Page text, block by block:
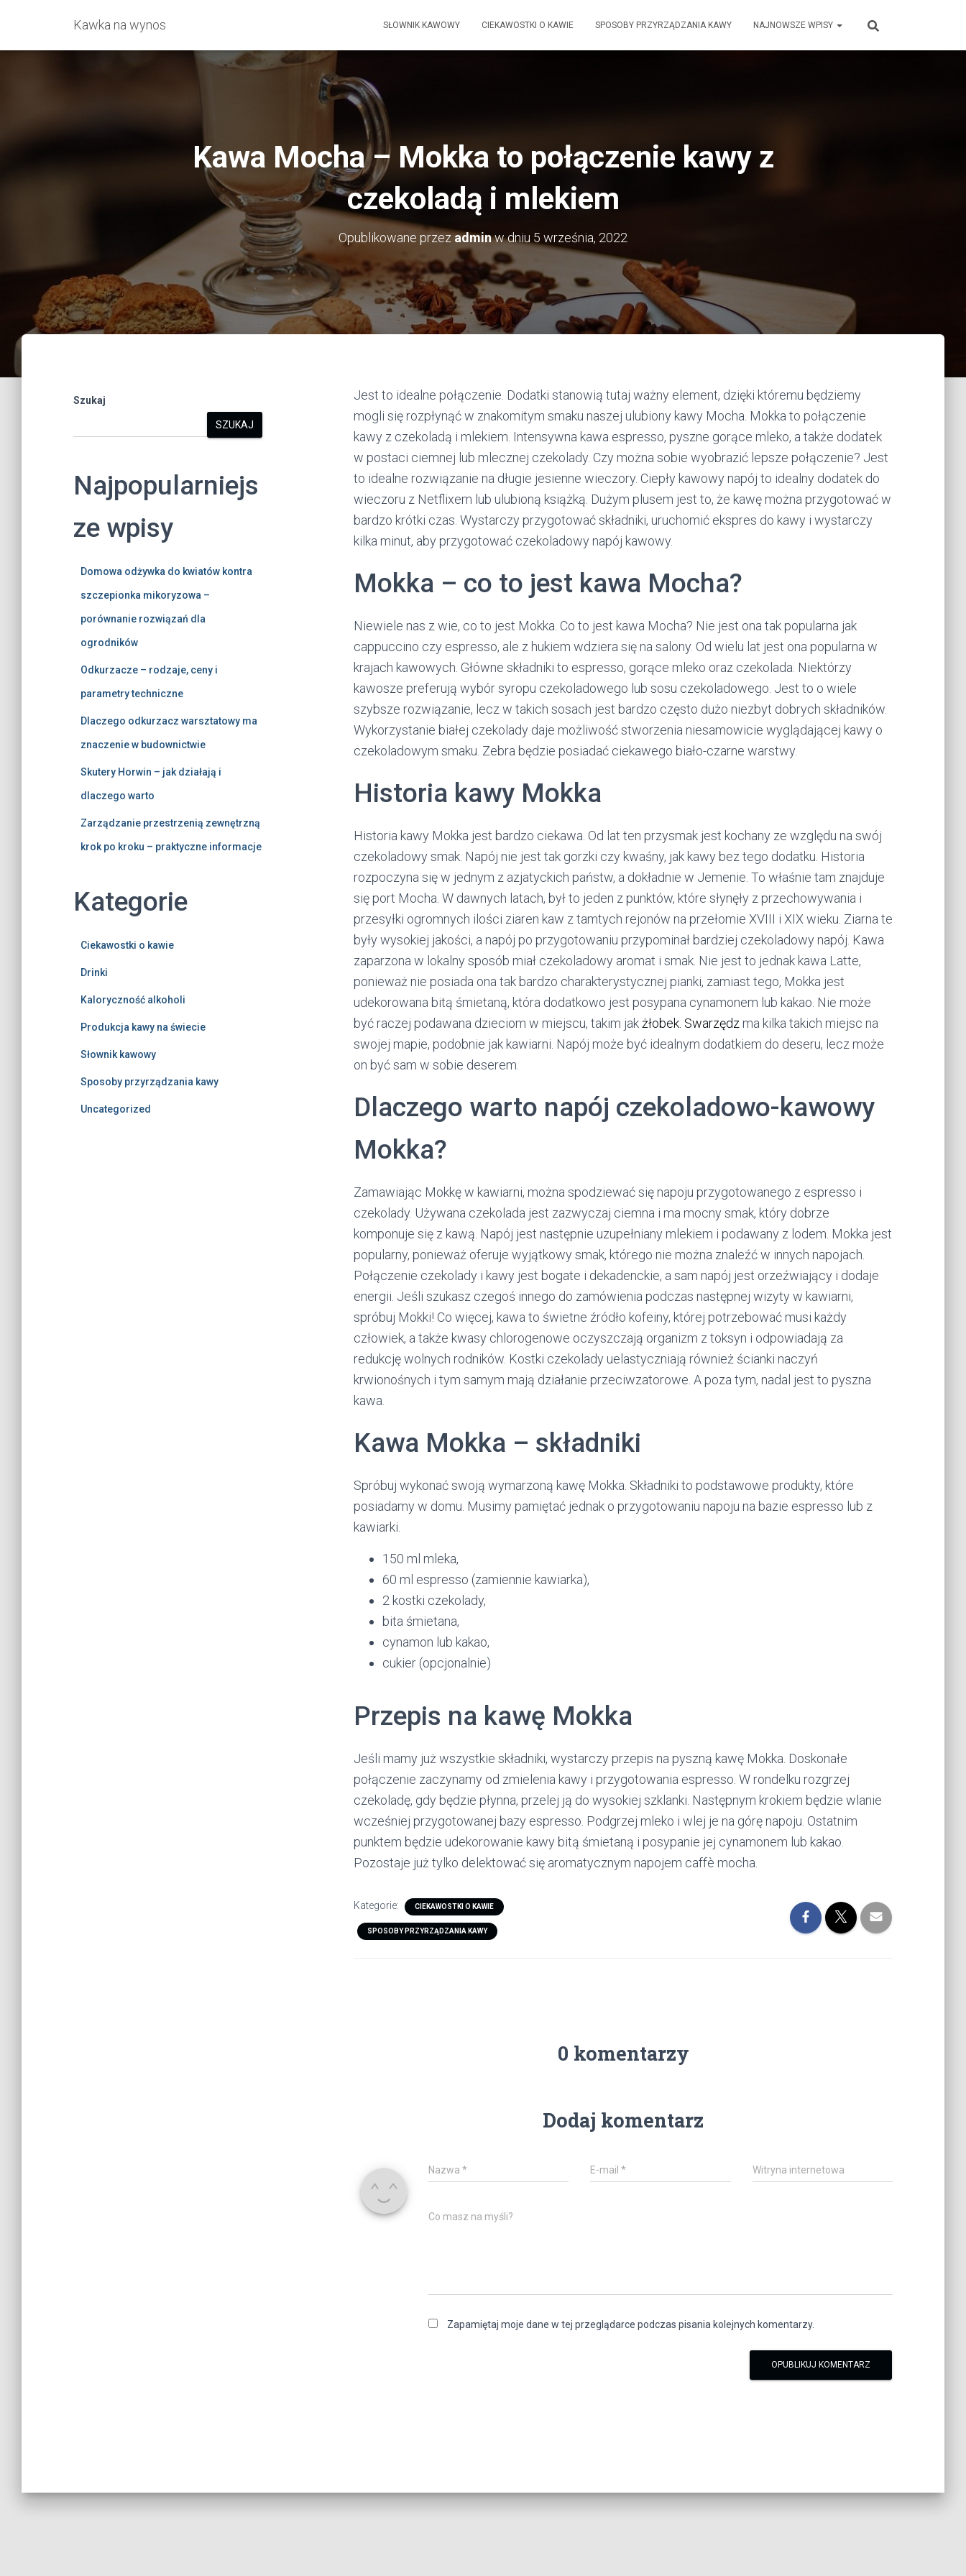
Kawka na wynos SŁOWNIK KAWOWY CIEKAWOSTKI O KAWIE SPOSOBY PRZYRZĄDZANIA KAWY NAJNOWSZE WPISY
Kawa Mocha – Mokka to połączenie kawy z
czekoladą i mlekiem
Opublikowane przezadminw dniu 5 września, 2022
Szukaj
SZUKAJ
Najpopularniejs
ze wpisy
Domowa odżywka do kwiatów kontra
szczepionka mikoryzowa –
porównanie rozwiązań dla
ogrodników
Odkurzacze – rodzaje, ceny i
parametry techniczne
Dlaczego odkurzacz warsztatowy ma
znaczenie w budownictwie
Skutery Horwin – jak działają i
dlaczego warto
Zarządzanie przestrzenią zewnętrzną
krok po kroku – praktyczne informacje
Kategorie
Ciekawostki o kawie
Drinki
Kaloryczność alkoholi
Produkcja kawy na świecie
Słownik kawowy
Sposoby przyrządzania kawy
Uncategorized
Jest to idealne połączenie. Dodatki stanowią tutaj ważny element, dzięki któremu będziemy
mogli się rozpłynąć w znakomitym smaku naszej ulubiony kawy Mocha. Mokka to połączenie
kawy z czekoladą i mlekiem. Intensywna kawa espresso, pyszne gorące mleko, a także dodatek
w postaci ciemnej lub mlecznej czekolady. Czy można sobie wyobrazić lepsze połączenie? Jest
to idealne rozwiązanie na długie jesienne wieczory. Ciepły kawowy napój to idealny dodatek do
wieczoru z Netflixem lub ulubioną książką. Dużym plusem jest to, że kawę można przygotować w
bardzo krótki czas. Wystarczy przygotować składniki, uruchomić ekspres do kawy i wystarczy
kilka minut, aby przygotować czekoladowy napój kawowy.
Mokka – co to jest kawa Mocha?
Niewiele nas z wie, co to jest Mokka. Co to jest kawa Mocha? Nie jest ona tak popularna jak
cappuccino czy espresso, ale z hukiem wdziera się na salony. Od wielu lat jest ona popularna w
krajach kawowych. Główne składniki to espresso, gorące mleko oraz czekolada. Niektórzy
kawosze preferują wybór syropu czekoladowego lub sosu czekoladowego. Jest to o wiele
szybsze rozwiązanie, lecz w takich sosach jest bardzo często dużo niezbyt dobrych składników.
Wykorzystanie białej czekolady daje możliwość stworzenia niesamowicie wyglądającej kawy o
czekoladowym smaku. Zebra będzie posiadać ciekawego biało-czarne warstwy.
Historia kawy Mokka
Historia kawy Mokka jest bardzo ciekawa. Od lat ten przysmak jest kochany ze względu na swój
czekoladowy smak. Napój nie jest tak gorzki czy kwaśny, jak kawy bez tego dodatku. Historia
rozpoczyna się w jednym z azjatyckich państw, a dokładnie w Jemenie. To właśnie tam znajduje
się port Mocha. W dawnych latach, był to jeden z punktów, które słynęły z przechowywania i
przesyłki ogromnych ilości ziaren kaw z tamtych rejonów na przełomie XVIII i XIX wieku. Ziarna te
były wysokiej jakości, a napój po przygotowaniu przypominał bardziej czekoladowy napój. Kawa
zaparzona w lokalny sposób miał czekoladowy aromat i smak. Nie jest to jednak kawa Latte,
ponieważ nie posiada ona tak bardzo charakterystycznej pianki, zamiast tego, Mokka jest
udekorowana bitą śmietaną, która dodatkowo jest posypana cynamonem lub kakao. Nie może
być raczej podawana dzieciom w miejscu, takim jak żłobek. Swarzędz ma kilka takich miejsc na
swojej mapie, podobnie jak kawiarni. Napój może być idealnym dodatkiem do deseru, lecz może
on być sam w sobie deserem.
Dlaczego warto napój czekoladowo-kawowy
Mokka?
Zamawiając Mokkę w kawiarni, można spodziewać się napoju przygotowanego z espresso i
czekolady. Używana czekolada jest zazwyczaj ciemna i ma mocny smak, który dobrze
komponuje się z kawą. Napój jest następnie uzupełniany mlekiem i podawany z lodem. Mokka jest
popularny, ponieważ oferuje wyjątkowy smak, którego nie można znaleźć w innych napojach.
Połączenie czekolady i kawy jest bogate i dekadenckie, a sam napój jest orzeźwiający i dodaje
energii. Jeśli szukasz czegoś innego do zamówienia podczas następnej wizyty w kawiarni,
spróbuj Mokki! Co więcej, kawa to świetne źródło kofeiny, której potrzebować musi każdy
człowiek, a także kwasy chlorogenowe oczyszczają organizm z toksyn i odpowiadają za
redukcję wolnych rodników. Kostki czekolady uelastyczniają również ścianki naczyń
krwionośnych i tym samym mają działanie przeciwzatorowe. A poza tym, nadal jest to pyszna
kawa.
Kawa Mokka – składniki
Spróbuj wykonać swoją wymarzoną kawę Mokka. Składniki to podstawowe produkty, które
posiadamy w domu. Musimy pamiętać jednak o przygotowaniu napoju na bazie espresso lub z
kawiarki.
150 ml mleka,
60 ml espresso (zamiennie kawiarka),
2 kostki czekolady,
bita śmietana,
cynamon lub kakao,
cukier (opcjonalnie)
Przepis na kawę Mokka
Jeśli mamy już wszystkie składniki, wystarczy przepis na pyszną kawę Mokka. Doskonałe
połączenie zaczynamy od zmielenia kawy i przygotowania espresso. W rondelku rozgrzej
czekoladę, gdy będzie płynna, przelej ją do wysokiej szklanki. Następnym krokiem będzie wlanie
wcześniej przygotowanej bazy espresso. Podgrzej mleko i wlej je na górę napoju. Ostatnim
punktem będzie udekorowanie kawy bitą śmietaną i posypanie jej cynamonem lub kakao.
Pozostaje już tylko delektować się aromatycznym napojem caffè mocha.
Kategorie: CIEKAWOSTKI O KAWIE
SPOSOBY PRZYRZĄDZANIA KAWY
0 komentarzy
Dodaj komentarz
Nazwa * E-mail* Witryna internetowa
Co masz na myśli?
Zapamiętaj moje dane w tej przeglądarce podczas pisania kolejnych komentarzy.